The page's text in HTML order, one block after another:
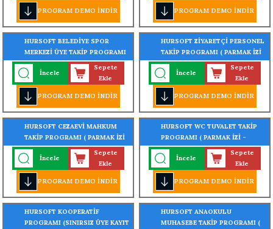
PROGRAM DEMO İNDİR PROGRAM DEMO İNDİR
HURSOFT BELEDİYE SPOR
MERKEZİ ÜYE TAKİP PROGRAMI
( PARMAK İZİ - KARTLI - YÜZ
TANIMALI - TURNİKE GEÇİŞ
SİSTEMLİ)
İncele
Sepete
Ekle
PROGRAM DEMO İNDİR
HURSOFT ZİYARETÇİ PERSONEL
TAKİP PROGRAMI ( PARMAK İZİ
- KARTLI - YÜZ TANIMALI -
TURNİKE GEÇİŞ SİSTEMLİ)
İncele
Sepete
Ekle
PROGRAM DEMO İNDİR
HURSOFT CEZAEVİ MAHKUM
TAKİP PROGRAMI ( PARMAK İZİ
- KARTLI - YÜZ TANIMALI -
TURNİKE GEÇİŞ SİSTEMLİ)
İncele
Sepete
Ekle
PROGRAM DEMO İNDİR
HURSOFT WC TUVALET TAKİP
PROGRAMI ( PARMAK İZİ -
KARTLI - YÜZ TANIMALI -
TURNİKE GEÇİŞ SİSTEMLİ)
İncele
Sepete
Ekle
PROGRAM DEMO İNDİR
HURSOFT KOOPERATİF
PROGRAMI (SINIRSIZ ÜYE KAYIT
HURSOFT ANAOKULU
MUHASEBE TAKİP PROGRAMI (